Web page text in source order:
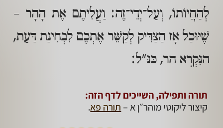
לְהַחֲיוֹתוֹ, וְעַל־יְדֵי־זֶה: וַעֲלִיתֶם אֶת הָהָר –
שֶׁיּוּכַל אָז הַצַּדִּיק לְקַשֵּׁר אֶתְכֶם לִבְחִינַת דַּעַת,
הַנִּקְרָא הַר, כַּנַּ"ל:
תורה ותפילה, השייכים לדף הזה:
קיצור ליקוטי מוהר״ן א – תורה פא.